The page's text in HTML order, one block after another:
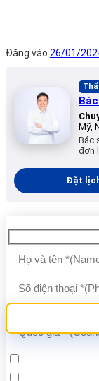
Đăng vào 26/01/
Mỹ,
Bác
đơn
Đặt